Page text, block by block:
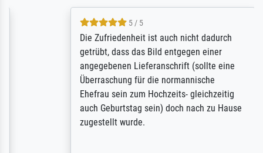
5 / 5
Die Zufriedenheit ist auch nicht dadurch
getrübt, dass das Bild entgegen einer
angegebenen Lieferanschrift (sollte eine
Überraschung für die normannische
Ehefrau sein zum Hochzeits- gleichzeitig
auch Geburtstag sein) doch nach zu Hause
zugestellt wurde.